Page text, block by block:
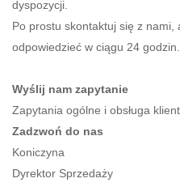
dyspozycji.
Po prostu skontaktuj się z nami,
odpowiedzieć w ciągu 24 godzin.
Wyślij nam zapytanie
Zapytania ogólne i obsługa
Zadzwoń do nas
Koniczyna
Dyrektor Sprzedaży